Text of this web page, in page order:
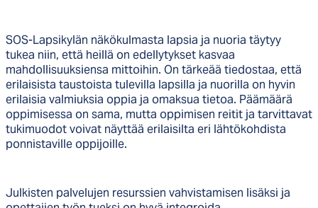
SOS-Lapsikylän näkökulmasta lapsia ja nuoria täytyy
tukea niin, että heillä on edellytykset kasvaa
mahdollisuuksiensa mittoihin. On tärkeää tiedostaa, että
erilaisista taustoista tulevilla lapsilla ja nuorilla on hyvin
erilaisia valmiuksia oppia ja omaksua tietoa. Päämäärä
oppimisessa on sama, mutta oppimisen reitit ja tarvittavat
tukimuodot voivat näyttää erilaisilta eri lähtökohdista
ponnistaville oppijoille.
Julkisten palvelujen resurssien vahvistamisen lisäksi ja